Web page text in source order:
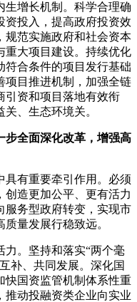
生增长机制。科学合理确
资投入，提高政府投资效
规范实施政府和社会资本
重大项目建设。持续优化
符合条件的项目发行基础
项目推进机制，加强全链
引资和项目落地有效衔
、生态环境关。
步全面深化改革，增强高
有重要牵引作用。必须
创造更加公平、更有活力
服务型政府转变，实现市
量发展行稳致远。
。坚持和落实“两个毫
补、共同发展。深化国
快国资监管机制体系性重
推动投融资类企业向实业